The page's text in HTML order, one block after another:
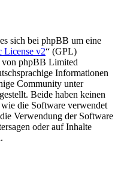
sich bei phpBB um eine
License v2“ (GPL)
von phpBB Limited
Informationen
Community unter
Beide haben keinen
die Software verwendet
Verwendung der Software
oder auf Inhalte